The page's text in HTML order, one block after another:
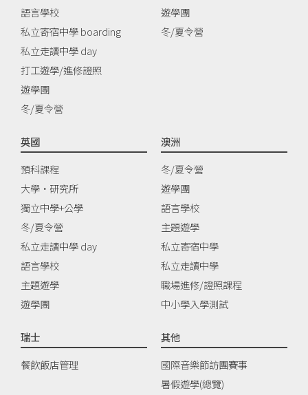
語言學校
私立寄宿中學 boarding
私立走讀中學 day
打工遊學/進修證照
遊學團
冬/夏令營
遊學團
冬/夏令營
英國
預科課程
大學‧研究所
獨立中學+公學
冬/夏令營
私立走讀中學 day
語言學校
主題遊學
遊學團
澳洲
冬/夏令營
遊學團
語言學校
主題遊學
私立寄宿中學
私立走讀中學
職場進修/證照課程
中小學入學測試
瑞士
餐飲飯店管理
其他
國際音樂節訪團賽事
暑假遊學(總覽)